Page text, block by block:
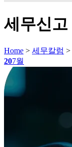
세무신고
Home > 세무칼럼 >
207월